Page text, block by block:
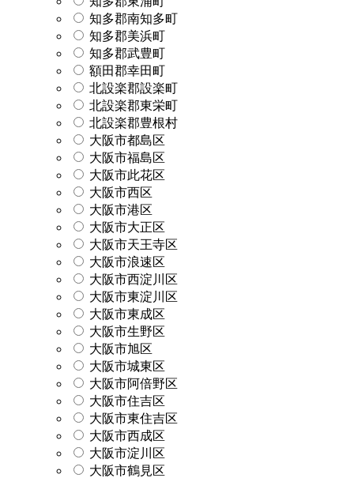
知多郡南知多町
知多郡美浜町
知多郡武豊町
額田郡幸田町
北設楽郡設楽町
北設楽郡東栄町
北設楽郡豊根村
大阪市都島区
大阪市福島区
大阪市此花区
大阪市西区
大阪市港区
大阪市大正区
大阪市天王寺区
大阪市浪速区
大阪市西淀川区
大阪市東淀川区
大阪市東成区
大阪市生野区
大阪市旭区
大阪市城東区
大阪市阿倍野区
大阪市住吉区
大阪市東住吉区
大阪市西成区
大阪市淀川区
大阪市鶴見区